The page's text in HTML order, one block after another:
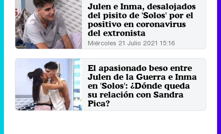
Julen e Inma, desalojados
del pisito de 'Solos' por el
positivo en coronavirus
del extronista
Miércoles 21 Julio 2021 15:16
El apasionado beso entre
Julen de la Guerra e Inma
en 'Solos': ¿Dónde queda
su relación con Sandra
Pica?
Miércoles 7 Julio 2021 15:24